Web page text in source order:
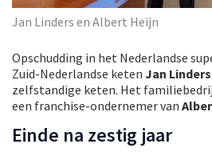
Jan Linders en Albert Heijn
Opschudding in het Nederlandse
Zuid-Nederlandse keten Jan Linders
zelfstandige keten. Het
een franchise-ondernemer van
Einde na zestig jaar